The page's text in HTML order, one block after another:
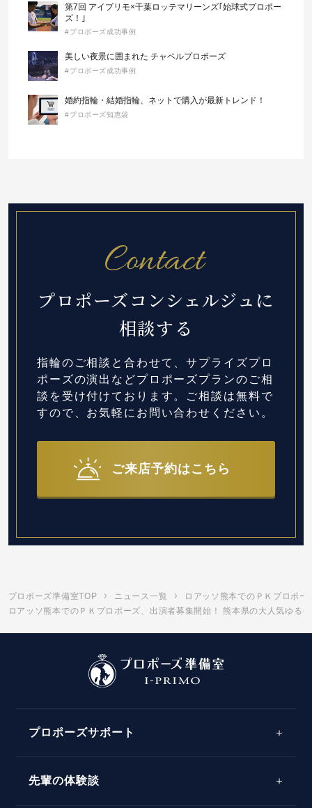
第7回 アイプリモ×千葉ロッテマリーンズ｢始球式プロポー
ズ！｣
#プロポーズ成功事例
美しい夜景に囲まれた チャペルプロポーズ
#プロポーズ成功事例
婚約指輪・結婚指輪、ネットで購入が最新トレンド！
#プロポーズ知恵袋
プロポーズコンシェルジュに
相談する
指輪のご相談と合わせて、サプライズプロ
ポーズの演出などプロポーズプランのご相
談を受け付けております。 ご相談は無料で
すので、お気軽にお問い合わせください。
ご来店予約はこちら
プロポーズ準備室TOP ニュース一覧
ロアッソ熊本でのＰＫプロポ
ロアッソ熊本でのＰＫプロポーズ、出演者募集開始！ 熊本県の大人気ゆる
プロポーズサポート
先輩の体験談